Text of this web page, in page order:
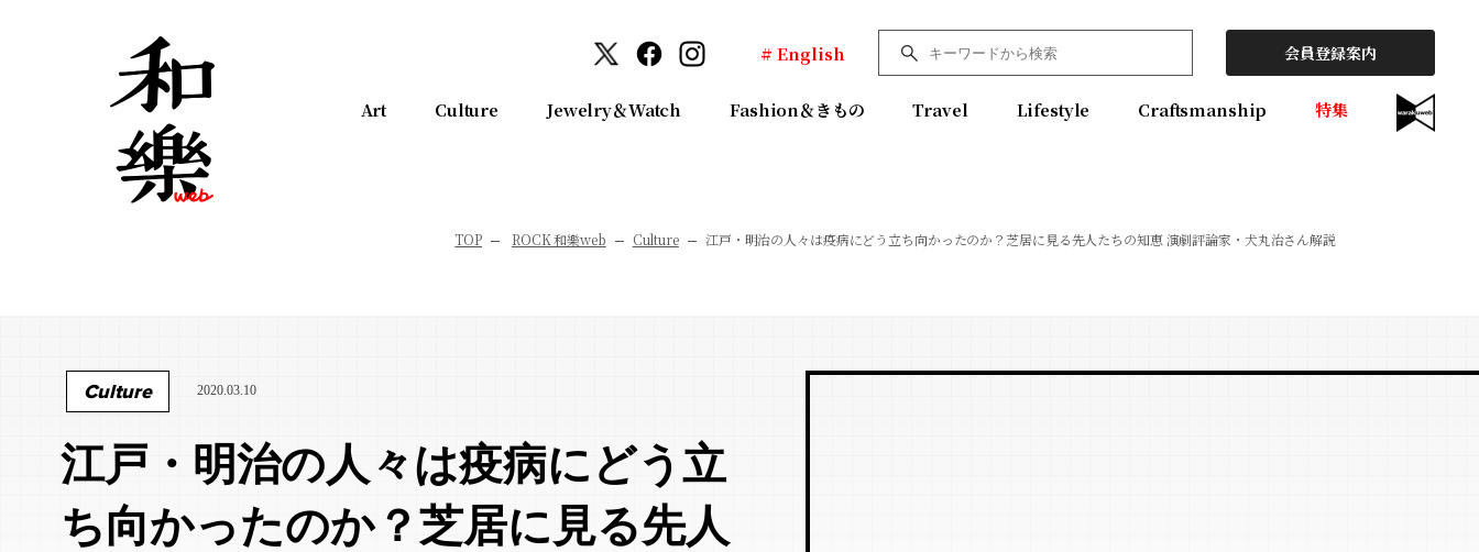
# English 会員登録案内
Art Culture Jewelry＆Watch Fashion＆きもの Travel Lifestyle Craftsmanship 特集
TOP ROCK 和樂web Culture 江戸・明治の人々は疫病にどう立ち向かったのか？芝居に見る先人たちの知恵 演劇評論家・犬丸治さん解説
Culture 2020.03.10
江戸・明治の人々は疫病にどう立
ち向かったのか？芝居に見る先人